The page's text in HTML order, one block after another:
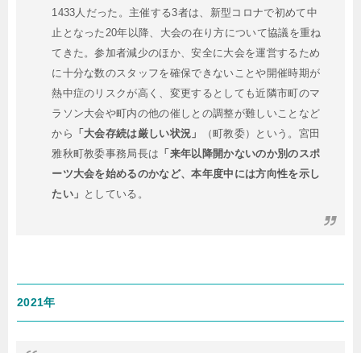
1433人だった。主催する3者は、新型コロナで初めて中
止となった20年以降、大会の在り方について協議を重ね
てきた。参加者減少のほか、安全に大会を運営するため
に十分な数のスタッフを確保できないことや開催時期が
熱中症のリスクが高く、変更するとしても近隣市町のマ
ラソン大会や町内の他の催しとの調整が難しいことなど
から 「大会存続は厳しい状況」
（町教委）という。宮田
雅秋町教委事務局長は 「来年以降開かないのか別のスポ
ーツ大会を始めるのかなど、本年度中には方向性を示し
たい」 としている。
2021年